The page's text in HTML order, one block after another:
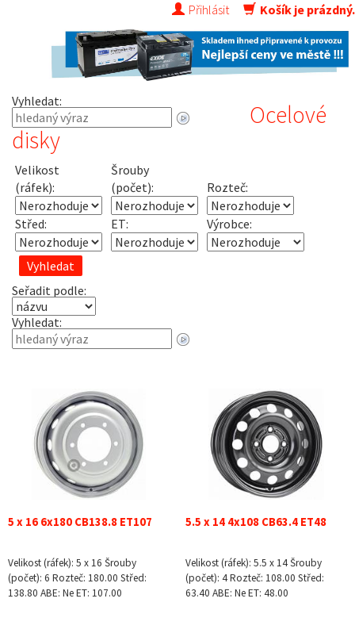
Přihlásit Košík je prázdný.
Vyhledat:
Ocelové
disky
Velikost
(ráfek):
Šrouby
(počet):
Rozteč:
Střed: ET: Výrobce:
Seřadit podle:
Vyhledat:
5 x 16 6x180 CB138.8 ET107
Velikost (ráfek): 5 x 16 Šrouby
(počet): 6 Rozteč: 180.00 Střed:
138.80 ABE: Ne ET: 107.00
5.5 x 14 4x108 CB63.4 ET48
Velikost (ráfek): 5.5 x 14 Šrouby
(počet): 4 Rozteč: 108.00 Střed:
63.40 ABE: Ne ET: 48.00